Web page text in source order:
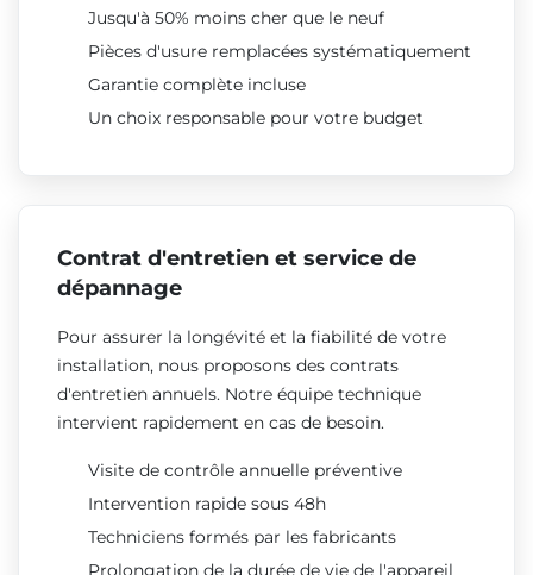
Jusqu'à 50% moins cher que le neuf
Pièces d'usure remplacées systématiquement
Garantie complète incluse
Un choix responsable pour votre budget
Contrat d'entretien et service de
dépannage
Pour assurer la longévité et la fiabilité de votre
installation, nous proposons des contrats
d'entretien annuels. Notre équipe technique
intervient rapidement en cas de besoin.
Visite de contrôle annuelle préventive
Intervention rapide sous 48h
Techniciens formés par les fabricants
Prolongation de la durée de vie de l'appareil